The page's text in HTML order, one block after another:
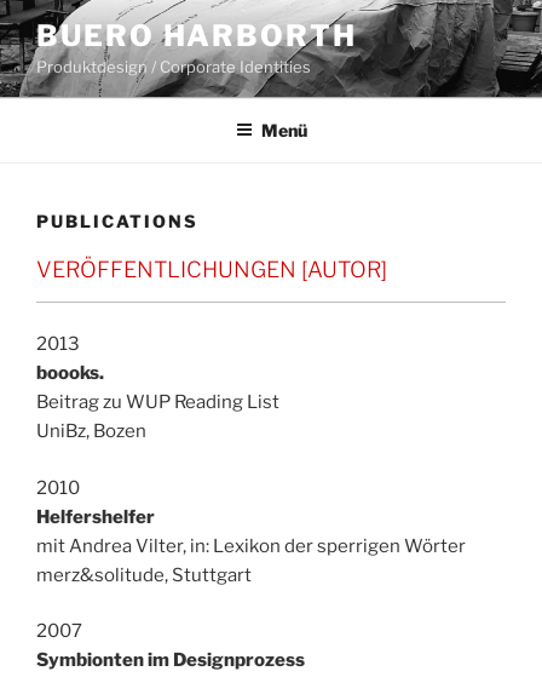
Zum
Inhalt
springen
BUERO HARBORTH
Produktdesign / Corporate Identities
Menü
PUBLICATIONS
VERÖFFENTLICHUNGEN [AUTOR]
2013
boooks.
Beitrag zu WUP Reading List
UniBz, Bozen
2010
Helfershelfer
mit Andrea Vilter, in: Lexikon der sperrigen Wörter
merz&solitude, Stuttgart
2007
Symbionten im Designprozess